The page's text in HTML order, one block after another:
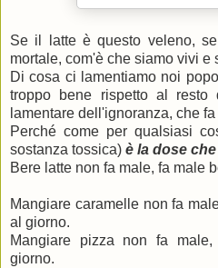
Se il latte è questo veleno,
mortale, com'è che siamo vivi e
Di cosa ci lamentiamo noi
troppo bene rispetto al resto
lamentare dell'ignoranza, che
Perché come per qualsiasi
sostanza tossica) è la dose
Bere latte non fa male, fa male
Mangiare caramelle non fa
al giorno.
Mangiare pizza non fa
giorno.